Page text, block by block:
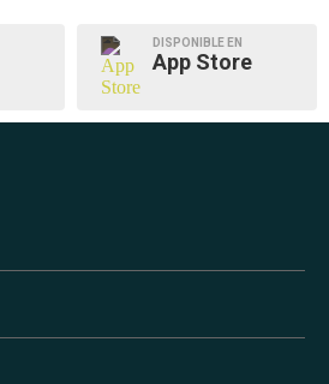
DISPONIBLE EN
App Store